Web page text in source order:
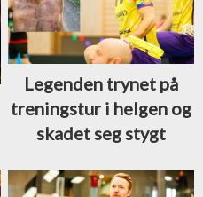
Legenden trynet på
treningstur i helgen og
skadet seg stygt